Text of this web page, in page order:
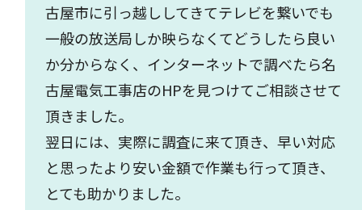
古屋市に引っ越ししてきてテレビを繋いでも
一般の放送局しか映らなくてどうしたら良い
か分からなく、インターネットで調べたら名
古屋電気工事店のHPを見つけてご相談させて
頂きました。
翌日には、実際に調査に来て頂き、早い対応
と思ったより安い金額で作業も行って頂き、
とても助かりました。